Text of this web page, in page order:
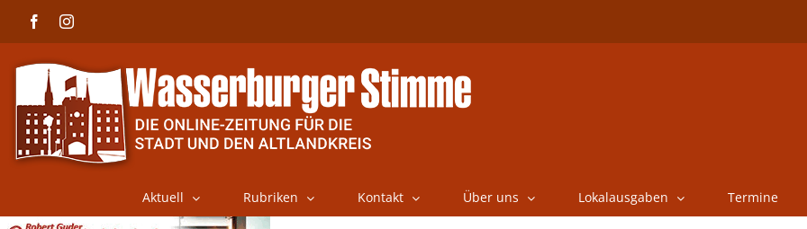
FacebookInstagram
Aktuell Rubriken Kontakt Über uns Lokalausgaben Termine